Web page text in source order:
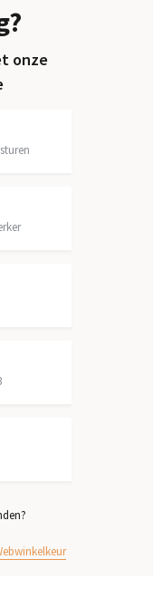
onze